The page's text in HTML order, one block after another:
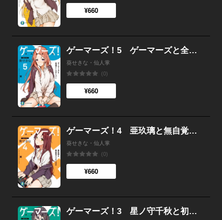
¥660
ゲーマーズ！5 ゲーマーズと全滅ゲームオーバー
葵せきな・仙人掌
(0)
¥660
ゲーマーズ！4 亜玖璃と無自覚クリティカル
葵せきな・仙人掌
(0)
¥660
ゲーマーズ！3 星ノ守千秋と初恋ニューゲーム